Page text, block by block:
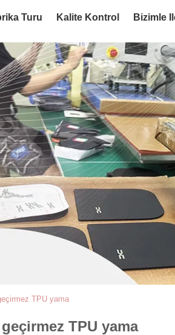
Turu Kalite Kontrol Bizimle
TPU yama
TPU yama